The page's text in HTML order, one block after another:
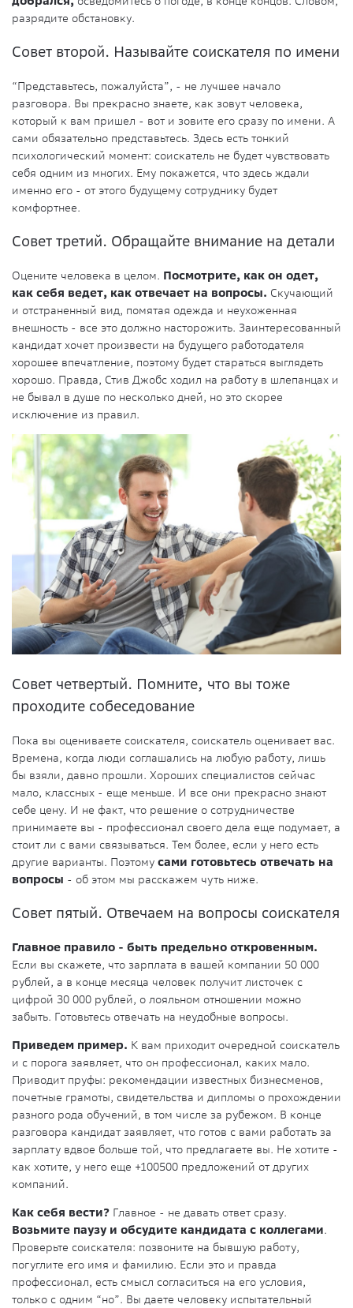
разрядите обстановку.
Совет второй. Называйте соискателя по имени
“Представьтесь, пожалуйста”, - не лучшее начало
разговора. Вы прекрасно знаете, как зовут человека,
который к вам пришел - вот и зовите его сразу по имени. А
сами обязательно представьтесь. Здесь есть тонкий
психологический момент: соискатель не будет чувствовать
себя одним из многих. Ему покажется, что здесь ждали
именно его - от этого будущему сотруднику будет
комфортнее.
Совет третий. Обращайте внимание на детали
Оцените человека в целом. Посмотрите, как он одет,
как себя ведет, как отвечает на вопросы. Скучающий
и отстраненный вид, помятая одежда и неухоженная
внешность - все это должно насторожить. Заинтересованный
кандидат хочет произвести на будущего работодателя
хорошее впечатление, поэтому будет стараться выглядеть
хорошо. Правда, Стив Джобс ходил на работу в шлепанцах и
не бывал в душе по несколько дней, но это скорее
исключение из правил.
Совет четвертый. Помните, что вы тоже
проходите собеседование
Пока вы оцениваете соискателя, соискатель оценивает вас.
Времена, когда люди соглашались на любую работу, лишь
бы взяли, давно прошли. Хороших специалистов сейчас
мало, классных - еще меньше. И все они прекрасно знают
себе цену. И не факт, что решение о сотрудничестве
принимаете вы - профессионал своего дела еще подумает, а
стоит ли с вами связываться. Тем более, если у него есть
другие варианты. Поэтому сами готовьтесь отвечать на
вопросы - об этом мы расскажем чуть ниже.
Совет пятый. Отвечаем на вопросы соискателя
Главное правило - быть предельно откровенным.
Если вы скажете, что зарплата в вашей компании 50 000
рублей, а в конце месяца человек получит листочек с
цифрой 30 000 рублей, о лояльном отношении можно
забыть. Готовьтесь отвечать на неудобные вопросы.
Приведем пример. К вам приходит очередной соискатель
и с порога заявляет, что он профессионал, каких мало.
Приводит пруфы: рекомендации известных бизнесменов,
почетные грамоты, свидетельства и дипломы о прохождении
разного рода обучений, в том числе за рубежом. В конце
разговора кандидат заявляет, что готов с вами работать за
зарплату вдвое больше той, что предлагаете вы. Не хотите -
как хотите, у него еще +100500 предложений от других
компаний.
Как себя вести? Главное - не давать ответ сразу.
Возьмите паузу и обсудите кандидата с коллегами.
Проверьте соискателя: позвоните на бывшую работу,
погуглите его имя и фамилию. Если это и правда
профессионал, есть смысл согласиться на его условия,
только с одним “но”. Вы даете человеку испытательный